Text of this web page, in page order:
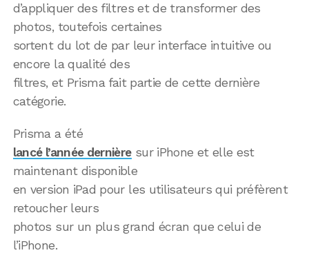
d’appliquer des filtres et de transformer des
photos, toutefois certaines
sortent du lot de par leur interface intuitive ou
encore la qualité des
filtres, et Prisma fait partie de cette dernière
catégorie.
Prisma a été
lancé l’année dernièresur iPhone et elle est
maintenant disponible
en version iPad pour les utilisateurs qui préfèrent
retoucher leurs
photos sur un plus grand écran que celui de
l’iPhone.